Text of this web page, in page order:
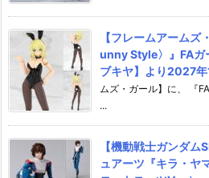
【フレームアーム
unny Style〉』FAガ
ブキヤ】より2027
ムズ・ガール】に、 『
...
【機動戦士ガンダム
ュアーツ『キラ・ヤ